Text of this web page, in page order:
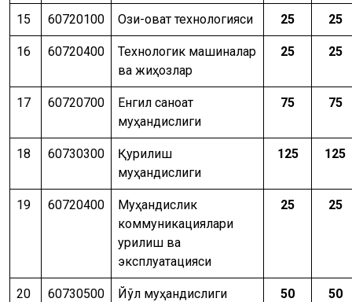
15 60720100 Озиқ-овқат технологияси 25 25
16 60720400
Технологик машиналар
ва жиҳозлар
25 25
17 60720700
Енгил саноат
муҳандислиги
75 75
18 60730300
Қурилиш
муҳандислиги
125 125
19 60720400
Муҳандислик
коммуникациялари
қурилиш ва
эксплуатацияси
25 25
20 60730500 Йўл муҳандислиги 50 50